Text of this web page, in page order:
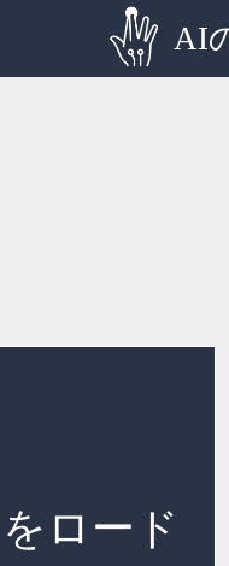
AI
ロード